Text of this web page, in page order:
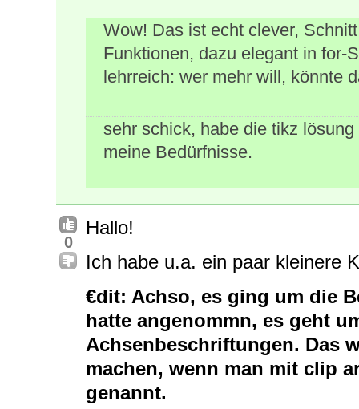
Wow! Das ist echt clever,
Funktionen, dazu elegant in for-
lehrreich: wer mehr will, könnte
sehr schick, habe die tikz
meine Bedürfnisse.
0
Hallo!
Ich habe u.a. ein paar kleinere
€dit: Achso, es ging um die
hatte angenommn, es geht
Achsenbeschriftungen. Das
machen, wenn man mit clip
genannt.